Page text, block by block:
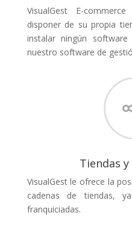
VisualGest E-
disponer de su propia
instalar ningún software
nuestro software de
Tiendas
VisualGest le ofrece la
cadenas de tiendas,
franquiciadas.